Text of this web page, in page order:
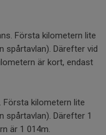
Första kilometern lite
spårtavlan). Därefter vid
är kort, endast
Första kilometern lite
spårtavlan). Därefter 1
är 1 014m.